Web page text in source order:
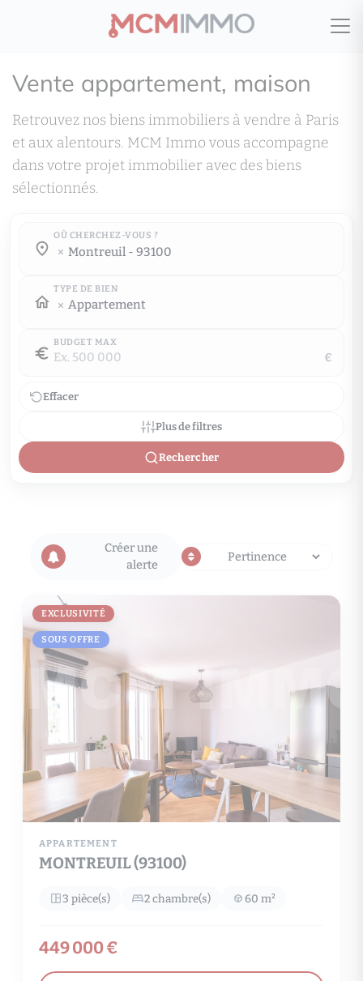
Vente appartement, maison
Retrouvez nos biens immobiliers à vendre à Paris
et aux alentours. MCM Immo vous accompagne
dans votre projet immobilier avec des biens
sélectionnés.
OÙ CHERCHEZ-VOUS ?
Où cherchez-vous ?
montreuil - 93100
Où cherchez-vous ?
TYPE DE BIEN
Appartement
BUDGET MAX
€
Effacer
Plus de filtres
Rechercher
Créer une
alerte
EXCLUSIVITÉ
SOUS OFFRE
APPARTEMENT
MONTREUIL (93100)
3 pièce(s) 2 chambre(s) 60 m²
449 000 €